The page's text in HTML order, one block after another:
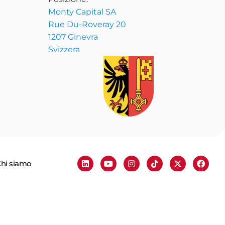
Monty Capital SA
Rue Du-Roveray 20
1207 Ginevra
Svizzera
siamo